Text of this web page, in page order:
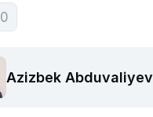
0
Azizbek Abduvaliyev